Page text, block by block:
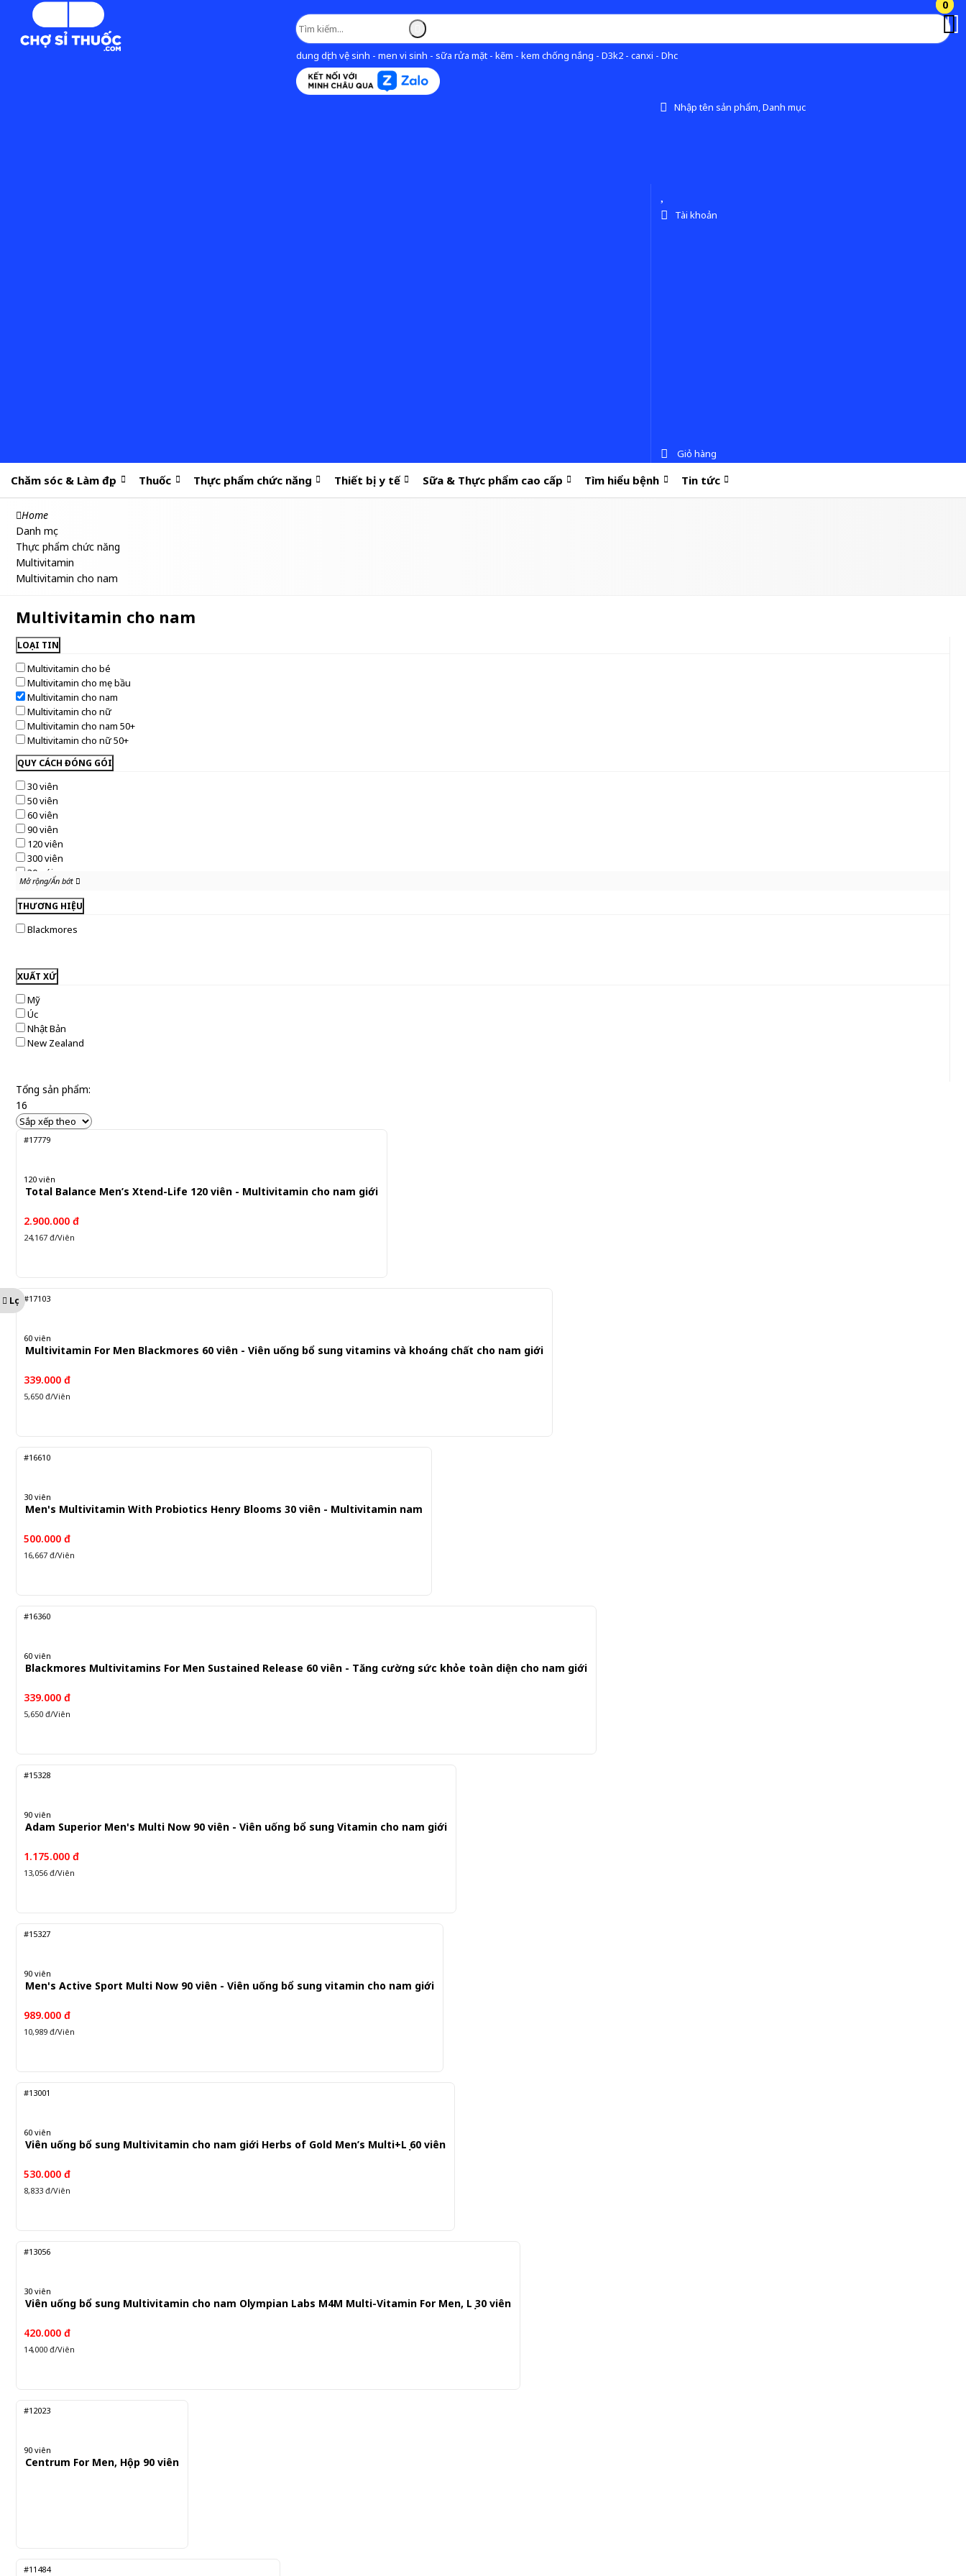
dung dịch vệ sinh - men vi sinh - sữa rửa mặt - kẽm - kem chống nắng - D3k2 - canxi - Dhc
Nhập tên sản phẩm, Danh mục
0
Tài khoản
0
Giỏ hàng
Chăm sóc & Làm đẹp Thuốc Thực phẩm chức năng Thiết bị y tế Sữa & Thực phẩm cao cấp Tìm hiểu bệnh Tin tức
Home
Danh mục
Thực phẩm chức năng
Multivitamin
Multivitamin cho nam
Multivitamin cho nam
LOẠI TIN
Multivitamin cho bé
Multivitamin cho mẹ bầu
Multivitamin cho nam
Multivitamin cho nữ
Multivitamin cho nam 50+
Multivitamin cho nữ 50+
QUY CÁCH ĐÓNG GÓI
30 viên
50 viên
60 viên
90 viên
120 viên
300 viên
30 gói
Mở rộng/Ẩn bớt
Mở rộng/Ẩn bớt
THƯƠNG HIỆU
Blackmores
XUẤT XỨ
Mỹ
Úc
Nhật Bản
New Zealand
Tổng sản phẩm:
16
#17779
120 viên
Total Balance Men’s Xtend-Life 120 viên - Multivitamin cho nam giới
2.900.000 đ
24,167 đ/Viên
#17103
60 viên
Multivitamin For Men Blackmores 60 viên - Viên uống bổ sung vitamins và khoáng chất cho nam giới
339.000 đ
5,650 đ/Viên
#16610
30 viên
Men's Multivitamin With Probiotics Henry Blooms 30 viên - Multivitamin nam
500.000 đ
16,667 đ/Viên
#16360
60 viên
Blackmores Multivitamins For Men Sustained Release 60 viên - Tăng cường sức khỏe toàn diện cho nam giới
339.000 đ
5,650 đ/Viên
#15328
90 viên
Adam Superior Men's Multi Now 90 viên - Viên uống bổ sung Vitamin cho nam giới
1.175.000 đ
13,056 đ/Viên
#15327
90 viên
Men's Active Sport Multi Now 90 viên - Viên uống bổ sung vitamin cho nam giới
989.000 đ
10,989 đ/Viên
#13001
60 viên
Viên uống bổ sung Multivitamin cho nam giới Herbs of Gold Men’s Multi+Lọ 60 viên
530.000 đ
8,833 đ/Viên
#13056
30 viên
Viên uống bổ sung Multivitamin cho nam Olympian Labs M4M Multi-Vitamin For Men, Lọ 30 viên
420.000 đ
14,000 đ/Viên
#12023
90 viên
Centrum For Men, Hộp 90 viên
#11484
Lọc